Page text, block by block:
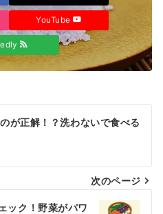
YouTube
が正解！？洗わないで食べる
次のページ
ック！野菜がパワ